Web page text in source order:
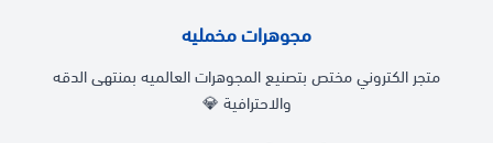
مجوهرات مخمليه
متجر الكتروني مختص بتصنيع المجوهرات العالميه بمنتهى الدقه
والاحترافية 💎